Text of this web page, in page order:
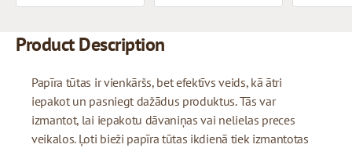
Product Description
Papīra tūtas ir vienkāršs, bet efektīvs veids, kā ātri
iepakot un pasniegt dažādus produktus. Tās var
izmantot, lai iepakotu dāvaniņas vai nelielas preces
veikalos. Ļoti bieži papīra tūtas ikdienā tiek izmantotas